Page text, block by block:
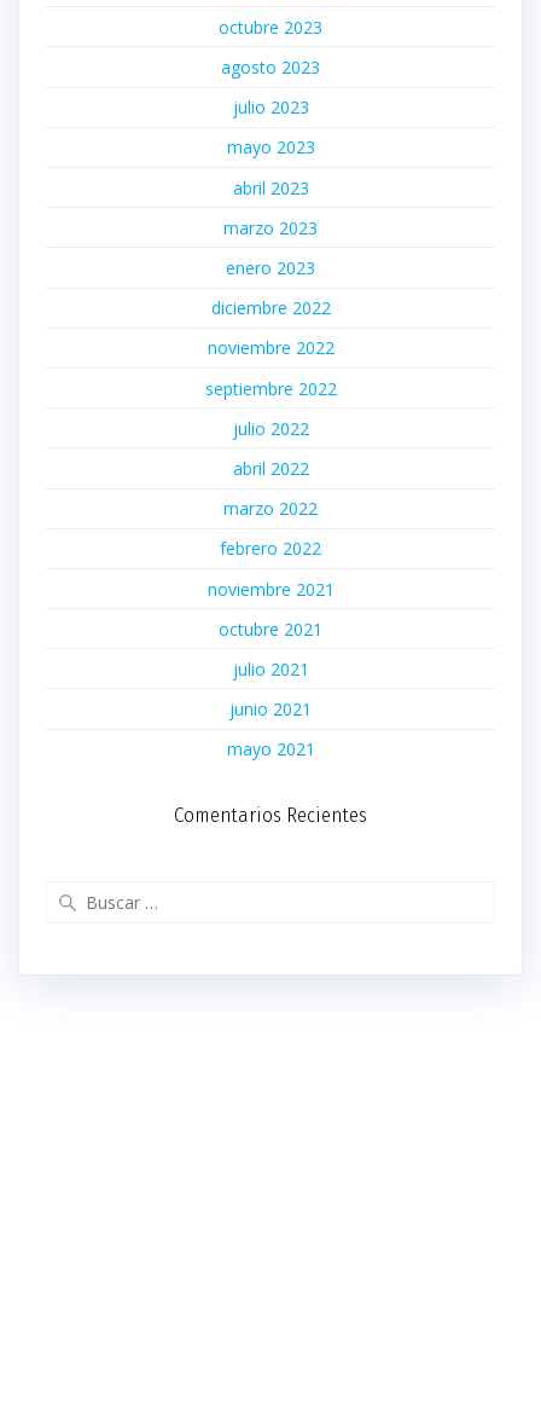
octubre 2023
agosto 2023
julio 2023
mayo 2023
abril 2023
marzo 2023
enero 2023
diciembre 2022
noviembre 2022
septiembre 2022
julio 2022
abril 2022
marzo 2022
febrero 2022
noviembre 2021
octubre 2021
julio 2021
junio 2021
mayo 2021
Comentarios Recientes